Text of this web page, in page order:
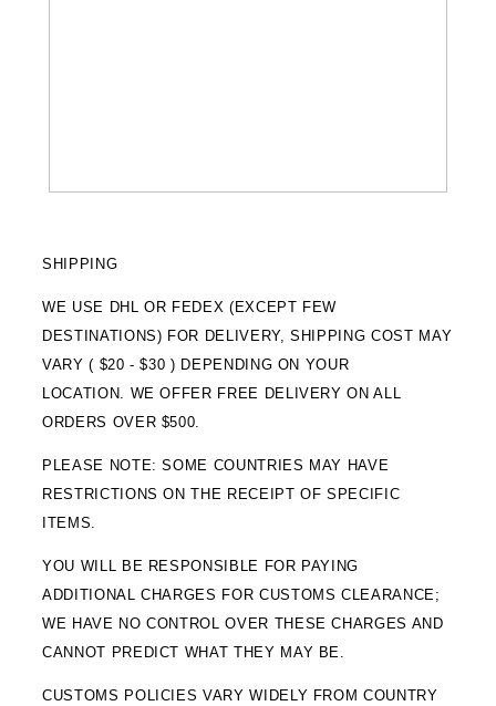
SHIPPING
WE USE DHL OR FEDEX (EXCEPT FEW
DESTINATIONS) FOR DELIVERY, SHIPPING COST MAY
VARY ( $20 - $30 ) DEPENDING ON YOUR
LOCATION. WE OFFER FREE DELIVERY ON ALL
ORDERS OVER $500.
PLEASE NOTE: SOME COUNTRIES MAY HAVE
RESTRICTIONS ON THE RECEIPT OF SPECIFIC
ITEMS.
YOU WILL BE RESPONSIBLE FOR PAYING
ADDITIONAL CHARGES FOR CUSTOMS CLEARANCE;
WE HAVE NO CONTROL OVER THESE CHARGES AND
CANNOT PREDICT WHAT THEY MAY BE.
CUSTOMS POLICIES VARY WIDELY FROM COUNTRY